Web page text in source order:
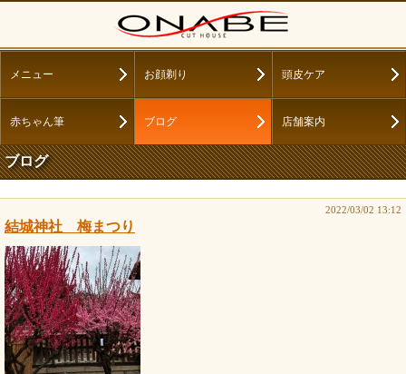
メニュー お顔剃り 頭皮ケア
赤ちゃん筆 ブログ 店舗案内
ブログ
2022/03/02 13:12
結城神社 梅まつり